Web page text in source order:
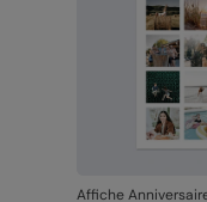
Affiche